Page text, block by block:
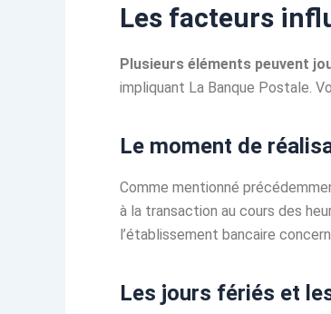
Les facteurs
Plusieurs éléments peuvent
impliquant La Banque Postale.
Le moment de
Comme mentionné
à la transaction au cours des
l’établissement bancaire
Les jours fériés et